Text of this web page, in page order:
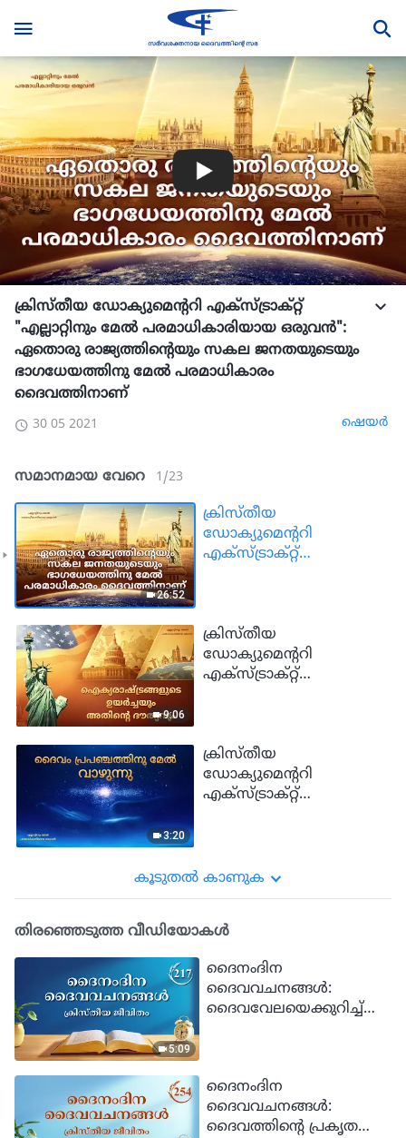
ക്രിസ്തീയ ഡോക്യുമെന്ററി എക്സ്ട്രാക്റ്റ്
"എല്ലാറ്റിനും മേൽ പരമാധികാരിയായ ഒരുവൻ":
ഏതൊരു രാജ്യത്തിന്‍റെയും സകല ജനതയുടെയും
ഭാഗധേയത്തിനു മേൽ പരമാധികാരം
ദൈവത്തിനാണ്
30 05 2021 ഷെയര്‍
സമാനമായ വേറെ 1 /23
26:52
ക്രിസ്തീയ
ഡോക്യുമെന്ററി
എക്സ്ട്രാക്റ്റ്
രാജ്യത്തിന്‍റെയും സകല
ജനതയുടെയും
ഭാഗധേയത്തിനു മേൽ
9:06
ക്രിസ്തീയ
ഡോക്യുമെന്ററി
എക്സ്ട്രാക്റ്റ്
ഐക്യരാഷ്ട്രങ്ങളുടെ
ഉയർച്ചയും അതിൻ്റെ
ദൗത്യവും
3:20
ക്രിസ്തീയ
ഡോക്യുമെന്ററി
എക്സ്ട്രാക്റ്റ്
പ്രപഞ്ചത്തിനു മേൽ
വാഴുന്നു
കൂടുതല്‍ കാണുക
തിരഞ്ഞെടുത്ത വീഡിയോകള്‍
5:09
ദൈനംദിന
ദൈവവചനങ്ങള്‍:
ദൈവവേലയെക്കുറിച്ച്
ദൈനംദിന
ദൈവവചനങ്ങള്‍:
ദൈവത്തിന്‍റെ പ്രകൃതവും